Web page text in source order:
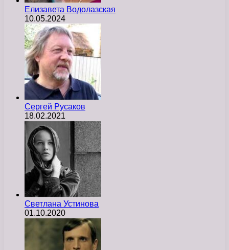
Елизавета Водолазская
10.05.2024
Сергей Русаков
18.02.2021
Светлана Устинова
01.10.2020